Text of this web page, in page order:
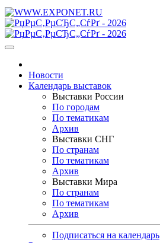
Новости
Календарь выставок
Выставки России
По городам
По тематикам
Архив
Выставки СНГ
По странам
По тематикам
Архив
Выставки Мира
По странам
По тематикам
Архив
Подписаться на календарь